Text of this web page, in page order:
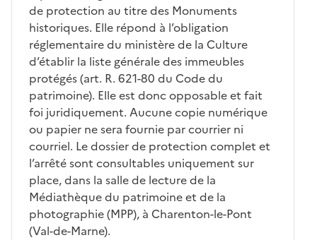
de protection au titre des Monuments
historiques. Elle répond à l’obligation
réglementaire du ministère de la Culture
d’établir la liste générale des immeubles
protégés (art. R. 621-80 du Code du
patrimoine). Elle est donc opposable et fait
foi juridiquement. Aucune copie numérique
ou papier ne sera fournie par courrier ni
courriel. Le dossier de protection complet et
l’arrêté sont consultables uniquement sur
place, dans la salle de lecture de la
Médiathèque du patrimoine et de la
photographie (MPP), à Charenton-le-Pont
(Val-de-Marne).